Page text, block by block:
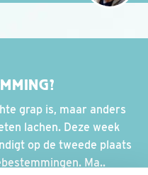
grap is, maar anders
lachen. Deze week
op de tweede plaats
Ma..